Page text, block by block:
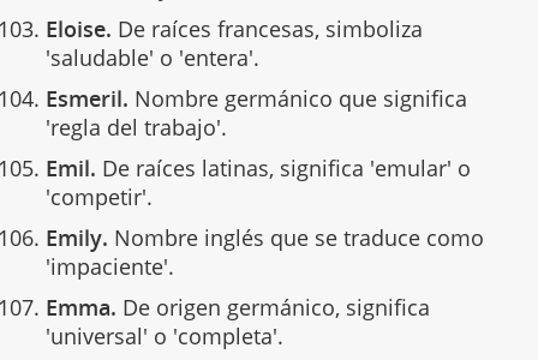
Eloise. De raíces francesas, simboliza
'saludable' o 'entera'.
Esmeril. Nombre germánico que significa
'regla del trabajo'.
Emil. De raíces latinas, significa 'emular' o
'competir'.
Emily. Nombre inglés que se traduce como
'impaciente'.
Emma. De origen germánico, significa
'universal' o 'completa'.